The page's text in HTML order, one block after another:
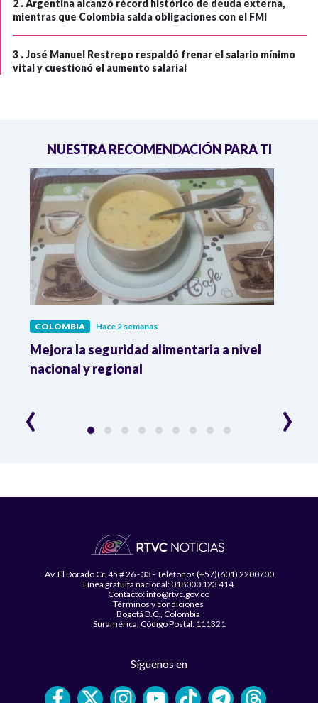
2 .Argentina alcanzó récord histórico de deuda externa,
mientras que Colombia salda obligaciones con el FMI
3 .José Manuel Restrepo respaldó frenar el salario mínimo
vital y cuestionó el aumento salarial
NUESTRA RECOMENDACIÓN PARA TI
COLOMBIA Hace 2 semanas
Mejora la seguridad alimentaria a nivel
nacional y regional
‹ ›
Av. El Dorado Cr. 45 # 26 - 33 - Teléfonos (+57)(601) 2200700
Línea gratuita nacional: 018000 123 414
Contacto: info@rtvc.gov.co
Términos y condiciones
Bogotá D.C., Colombia
Suramérica, Código Postal: 111321
Síguenos en